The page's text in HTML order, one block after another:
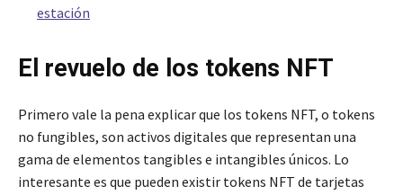
estación
El revuelo de los tokens NFT
Primero vale la pena explicar que los tokens NFT, o tokens
no fungibles, son activos digitales que representan una
gama de elementos tangibles e intangibles únicos. Lo
interesante es que pueden existir tokens NFT de tarjetas